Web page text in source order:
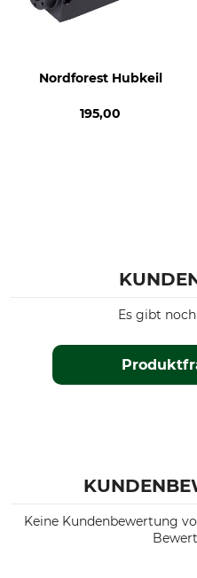
Nordforest Hubkeil
195,00
Es gibt
Keine Kundenbewertung